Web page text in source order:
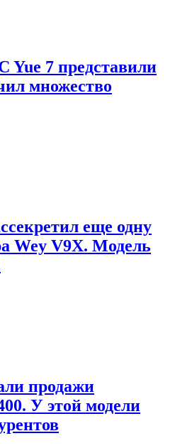
Yue 7 представили
множество
еще одну
Wey V9X. Модель
продажи
У этой модели